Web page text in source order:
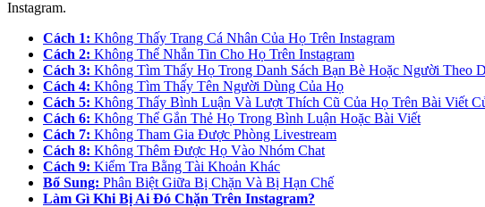
Instagram.
Cách 1: Không Thấy Trang Cá Nhân Của Họ Trên Instagram
Cách 2: Không Thể Nhắn Tin Cho Họ Trên Instagram
Cách 3: Không Tìm Thấy Họ Trong Danh Sách Bạn Bè Hoặc Người Theo
Cách 4: Không Tìm Thấy Tên Người Dùng Của Họ
Cách 5: Không Thấy Bình Luận Và Lượt Thích Cũ Của Họ Trên Bài Viết
Cách 6: Không Thể Gắn Thẻ Họ Trong Bình Luận Hoặc Bài Viết
Cách 7: Không Tham Gia Được Phòng Livestream
Cách 8: Không Thêm Được Họ Vào Nhóm Chat
Cách 9: Kiểm Tra Bằng Tài Khoản Khác
Bổ Sung: Phân Biệt Giữa Bị Chặn Và Bị Hạn Chế
Làm Gì Khi Bị Ai Đó Chặn Trên Instagram?